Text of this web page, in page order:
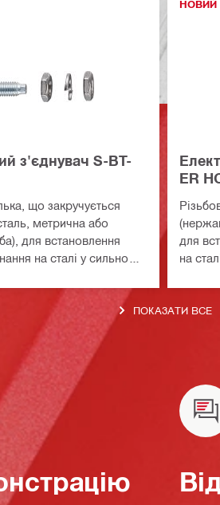
з'єднувач S-BT-
що закручується
метрична або
для встановлення
на сталі у сильно
НОВИЙ
ER
для
на
120
ПОКАЗАТИ ВСЕ